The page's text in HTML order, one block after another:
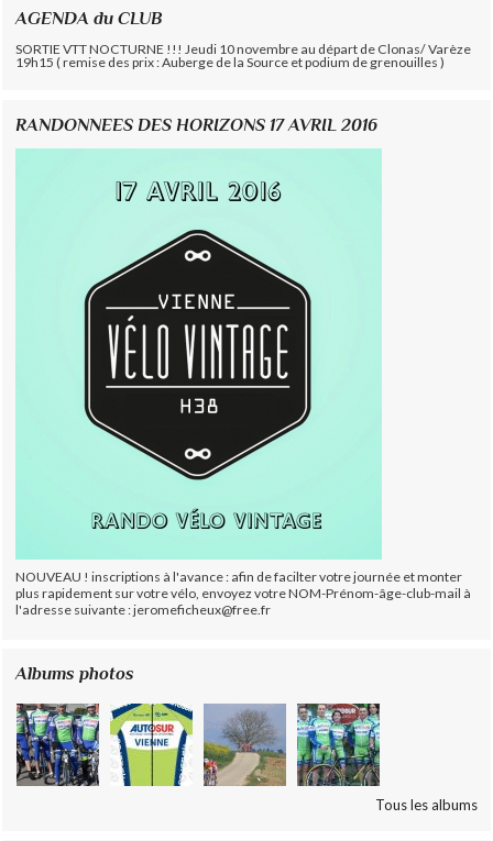
AGENDA du CLUB
SORTIE VTT NOCTURNE !!! Jeudi 10 novembre au départ de Clonas/ Varèze
19h15 ( remise des prix : Auberge de la Source et podium de grenouilles )
RANDONNEES DES HORIZONS 17 AVRIL 2016
NOUVEAU ! inscriptions à l'avance : afin de facilter votre journée et monter
plus rapidement sur votre vélo, envoyez votre NOM-Prénom-âge-club-mail à
l'adresse suivante : jeromeficheux@free.fr
Albums photos
Tous les albums